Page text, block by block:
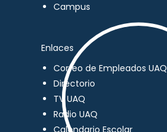
Campus
Enlaces
Correo de Empleados UAQ
Directorio
TV UAQ
Radio UAQ
Calendario Escolar